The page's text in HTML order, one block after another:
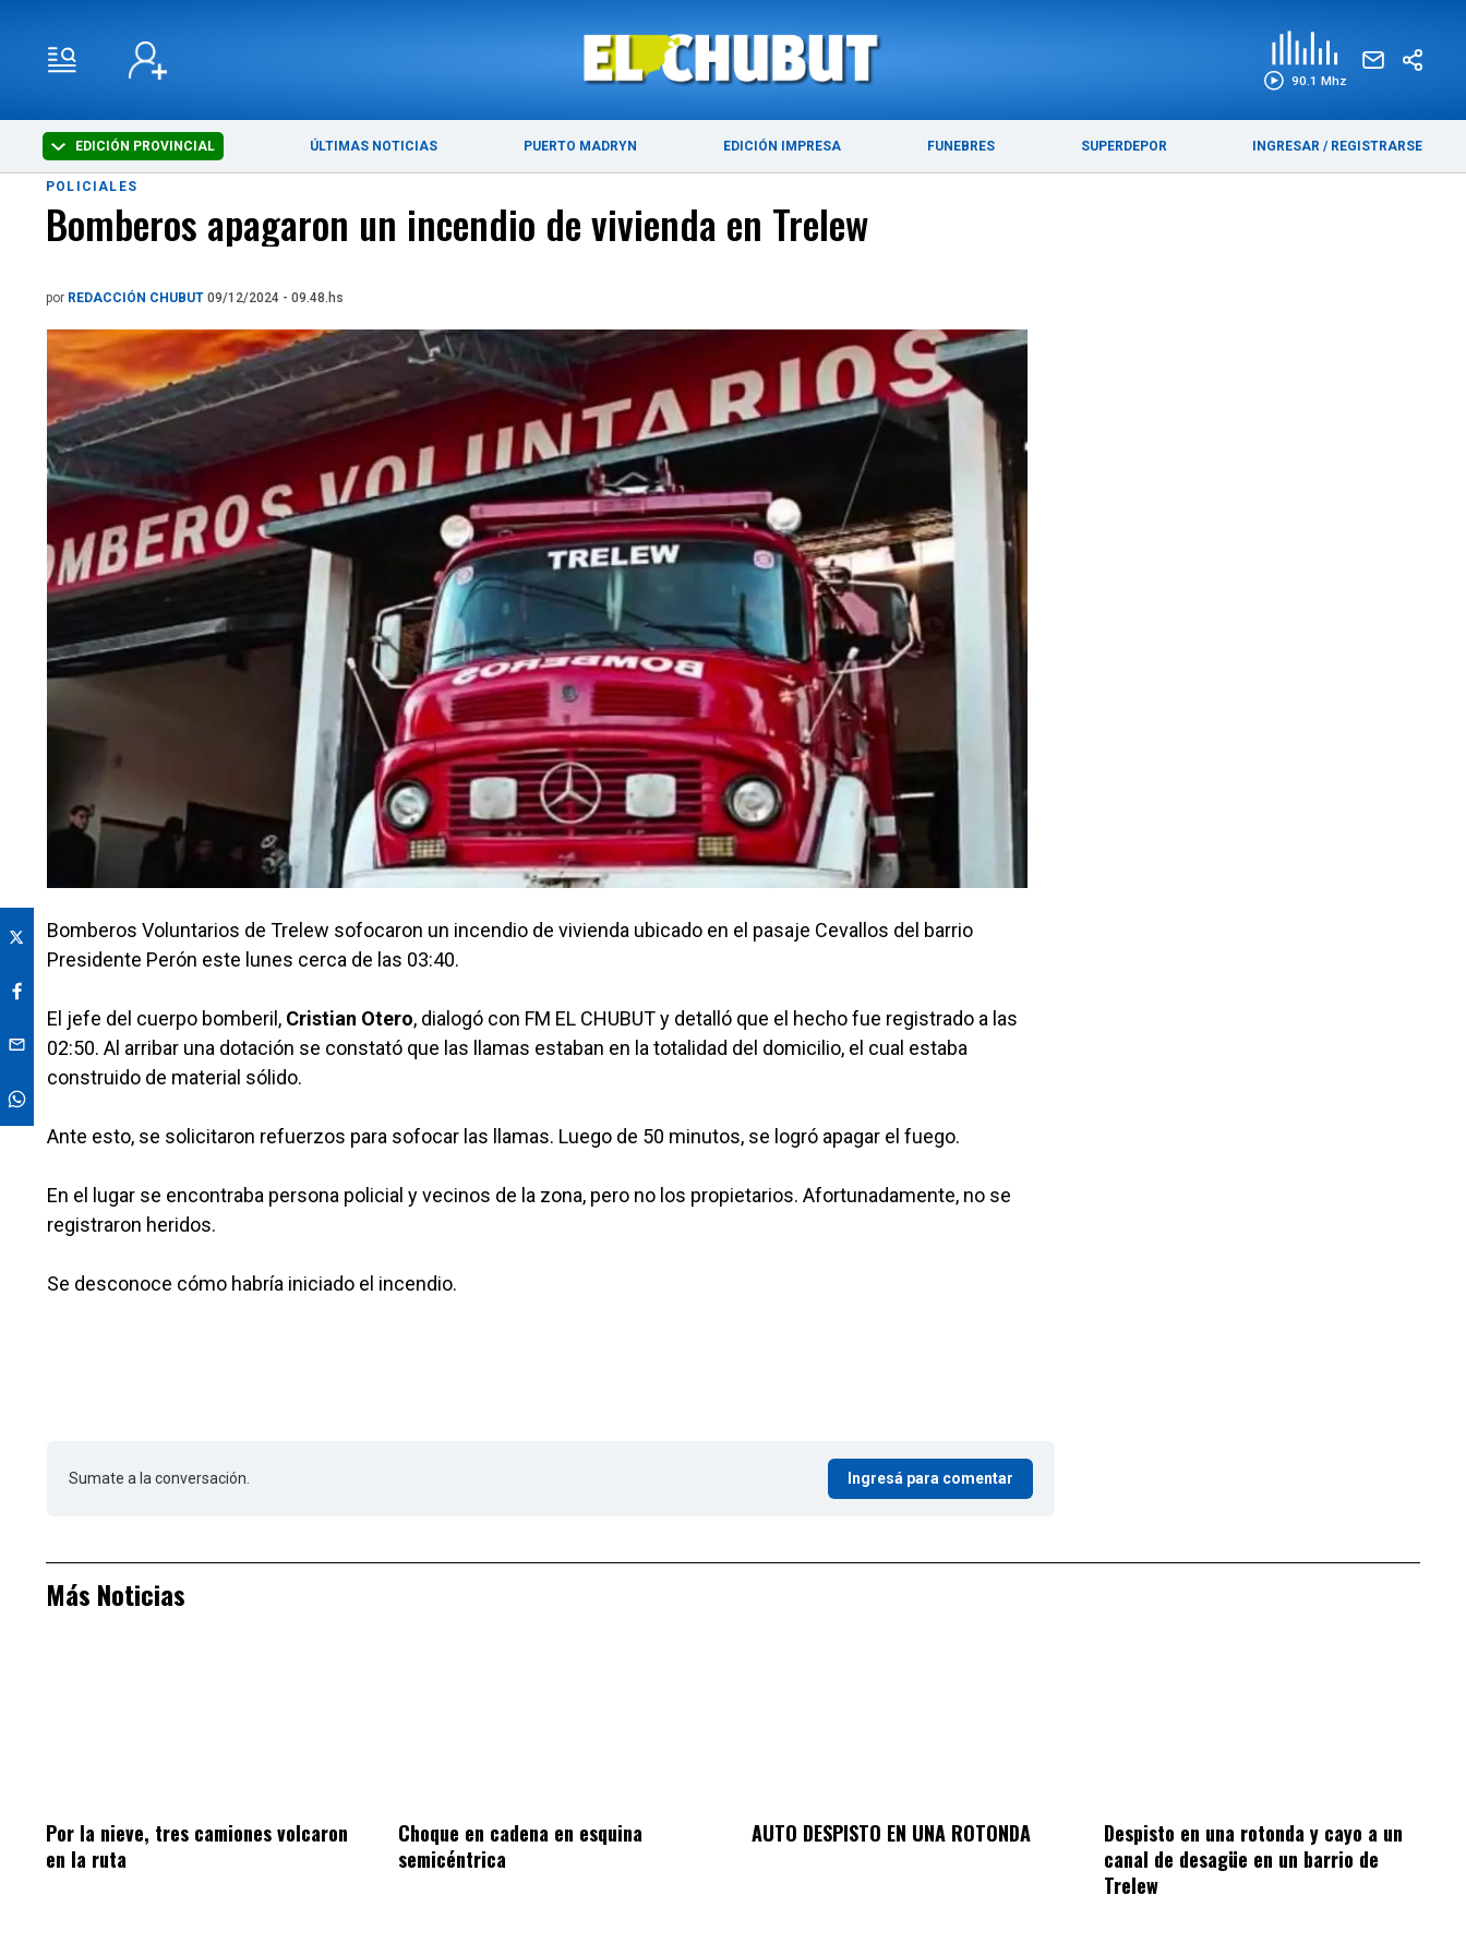
90.1 Mhz
EDICIÓN PROVINCIAL ÚLTIMAS NOTICIAS PUERTO MADRYN EDICIÓN IMPRESA FUNEBRES SUPERDEPOR INGRESAR / REGISTRARSE
ÚLTIMAS NOTICIAS PUERTO MADRYN
POLICIALES
Bomberos apagaron un incendio de vivienda en Trelew
por REDACCIÓN CHUBUT 09/12/2024 - 09.48.hs
Bomberos Voluntarios de Trelew sofocaron un incendio de vivienda ubicado en el pasaje Cevallos del barrio
Presidente Perón este lunes cerca de las 03:40.
El jefe del cuerpo bomberil, Cristian Otero, dialogó con FM EL CHUBUT y detalló que el hecho fue registrado a las
02:50. Al arribar una dotación se constató que las llamas estaban en la totalidad del domicilio, el cual estaba
construido de material sólido.
Ante esto, se solicitaron refuerzos para sofocar las llamas. Luego de 50 minutos, se logró apagar el fuego.
En el lugar se encontraba persona policial y vecinos de la zona, pero no los propietarios. Afortunadamente, no se
registraron heridos.
Se desconoce cómo habría iniciado el incendio.
Sumate a la conversación. Ingresá para comentar
Más Noticias
Por la nieve, tres camiones volcaron
en la ruta
Choque en cadena en esquina
semicéntrica
AUTO DESPISTO EN UNA ROTONDA
Despisto en una rotonda y cayo a un
canal de desagüe en un barrio de
Trelew